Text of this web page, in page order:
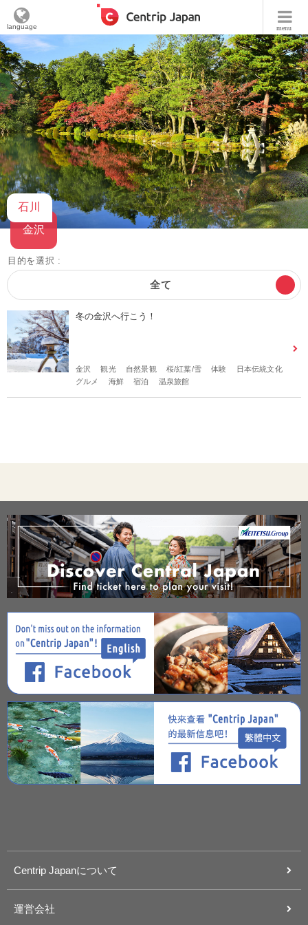
menu
language
石川
金沢
目的を選択 :
全て
冬の金沢へ行こう！
金沢 観光 自然景観 桜/紅葉/雪 体験
日本伝統文化
グルメ
海鮮 宿泊 温泉旅館
Centrip Japanについて
運営会社